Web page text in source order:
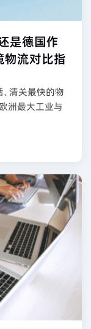
是德国作
物流对比指
清关最快的物
洲最大工业与